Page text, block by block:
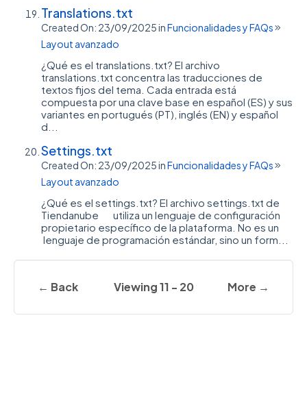
Translations.txt
Created On: 23/09/2025inFuncionalidades y FAQs
Layout avanzado
¿Qué es el translations.txt? El archivo
translations.txt concentra las traducciones de
textos fijos del tema. Cada entrada está
compuesta por una clave base en español (ES) y sus
variantes en portugués (PT), inglés (EN) y español
d...
Settings.txt
Created On: 23/09/2025inFuncionalidades y FAQs
Layout avanzado
¿Qué es el settings.txt? El archivo settings.txt de
Tiendanube utiliza un lenguaje de configuración
propietario específico de la plataforma. No es un
lenguaje de programación estándar, sino un form...
← Back Viewing 11 - 20 More →